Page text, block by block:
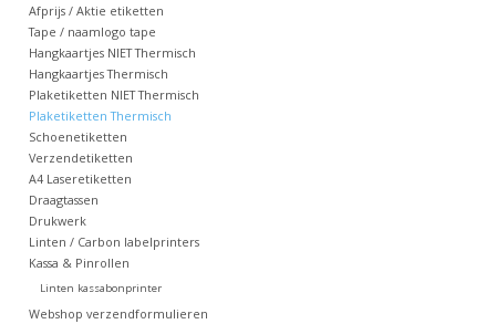
Kassa & Pinrollen
Verzend-etiketten
Merken
Afprijs / Aktie etiketten
Tape / naamlogo tape
Hangkaartjes NIET Thermisch
Hangkaartjes Thermisch
Plaketiketten NIET Thermisch
Plaketiketten Thermisch
Schoenetiketten
Verzendetiketten
A4 Laseretiketten
Draagtassen
Drukwerk
Linten / Carbon labelprinters
Kassa & Pinrollen
Linten kassabonprinter
Webshop verzendformulieren